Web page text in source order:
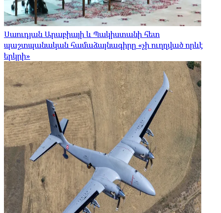
Սաուդյան Արաբիայի և Պակիստանի հետ
պաշտպանական համաձայնագիրը «չի ուղղված որևէ
երկրի»